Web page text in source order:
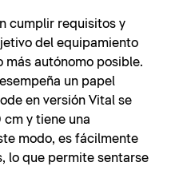
cumplir requisitos y
del equipamiento
más autónomo posible.
un papel
en versión Vital se
y tiene una
modo, es fácilmente
lo que permite sentarse